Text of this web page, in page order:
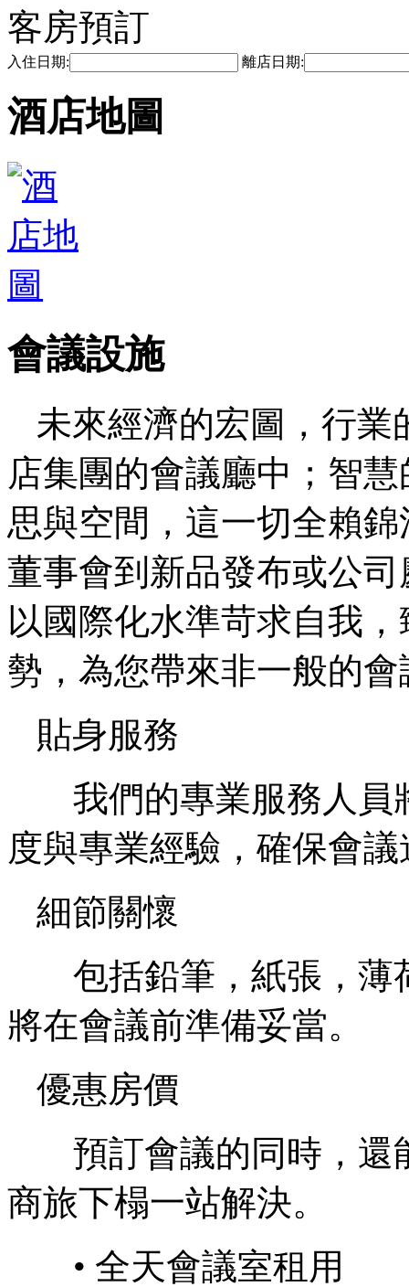
客房預訂
入住日期: 離店日期:
酒店地圖
會議設施
未來經濟的宏圖，行
店集團的會議廳中；智
思與空間，這一切全賴
董事會到新品發布或公
以國際化水準苛求自我
勢，為您帶來非一般的
貼身服務
我們的專業服務人員
度與專業經驗，確保會
細節關懷
包括鉛筆，紙張，薄
將在會議前準備妥當。
優惠房價
預訂會議的同時，還
商旅下榻一站解決。
• 全天會議室租